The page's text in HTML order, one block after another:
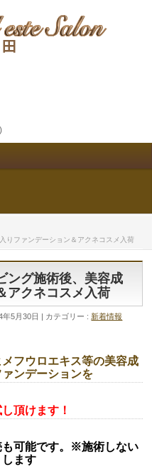
)
りファンデーション＆アクネコスメ入荷
ング施術後、美容成
アクネコスメ入荷
年5月30日 カテゴリー : 新着情報
フウロエキス等の美容成
ンデーションを
頂けます！
も可能です。※施術しない
ます